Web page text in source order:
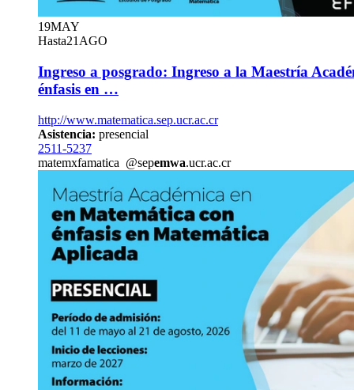
19MAY
Hasta21AGO
Ingreso a posgrado: Ingreso a la Maestría
énfasis en …
http://www.matematica.sep.ucr.ac.cr
Asistencia: presencial
2511-5237
matemxfamatica @sepemwa.ucr.ac.cr